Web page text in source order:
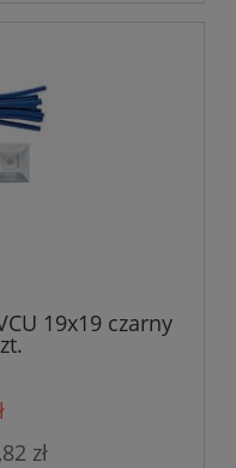
19x19 czarny
zł